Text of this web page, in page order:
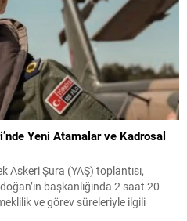
Yeni Atamalar ve Kadrosal
Askeri Şura (YAŞ) toplantısı,
başkanlığında 2 saat 20
ve görev süreleriyle ilgili